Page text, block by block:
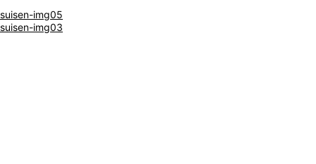
suisen-img05
suisen-img03